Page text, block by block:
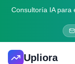
Consultoría IA
Upliora